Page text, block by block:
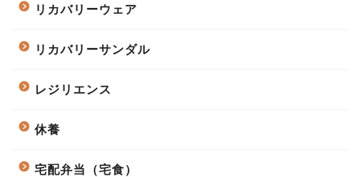
リカバリーウェア
リカバリーサンダル
レジリエンス
休養
宅配弁当（宅食）